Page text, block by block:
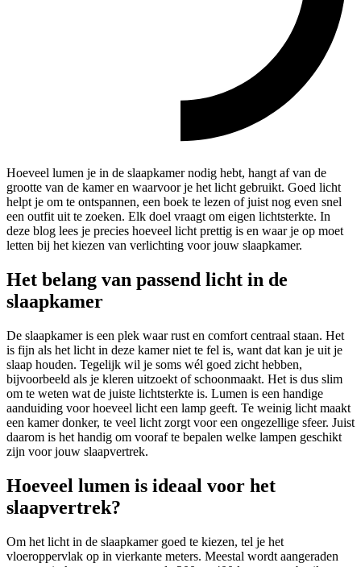
Hoeveel lumen je in de slaapkamer nodig hebt, hangt af van de
grootte van de kamer en waarvoor je het licht gebruikt. Goed licht
helpt je om te ontspannen, een boek te lezen of juist nog even snel
een outfit uit te zoeken. Elk doel vraagt om eigen lichtsterkte. In
deze blog lees je precies hoeveel licht prettig is en waar je op moet
letten bij het kiezen van verlichting voor jouw slaapkamer.
Het belang van passend licht in de
slaapkamer
De slaapkamer is een plek waar rust en comfort centraal staan. Het
is fijn als het licht in deze kamer niet te fel is, want dat kan je uit je
slaap houden. Tegelijk wil je soms wél goed zicht hebben,
bijvoorbeeld als je kleren uitzoekt of schoonmaakt. Het is dus slim
om te weten wat de juiste lichtsterkte is. Lumen is een handige
aanduiding voor hoeveel licht een lamp geeft. Te weinig licht maakt
een kamer donker, te veel licht zorgt voor een ongezellige sfeer. Juist
daarom is het handig om vooraf te bepalen welke lampen geschikt
zijn voor jouw slaapvertrek.
Hoeveel lumen is ideaal voor het
slaapvertrek?
Om het licht in de slaapkamer goed te kiezen, tel je het
vloeroppervlak op in vierkante meters. Meestal wordt aangeraden